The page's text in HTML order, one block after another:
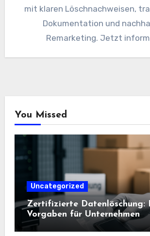
mit klaren Löschnachweisen,
Dokumentation und
Remarketing. Jetzt
You Missed
Uncategorized
Zertifizierte Datenlöschung:
Vorgaben für Unternehmen